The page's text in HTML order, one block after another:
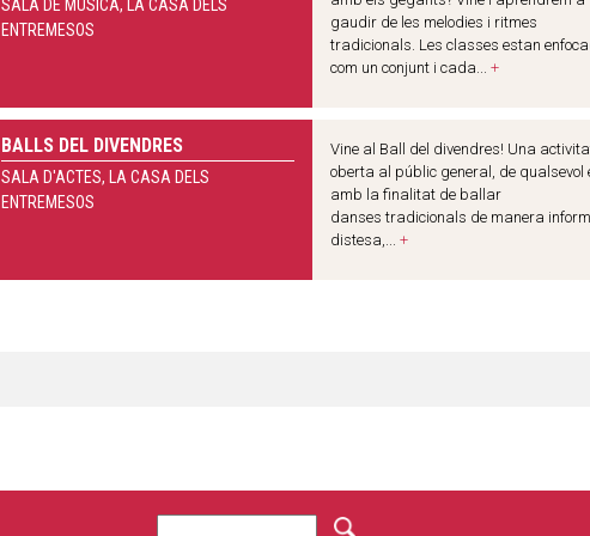
SALA DE MÚSICA, LA CASA DELS
ENTREMESOS
gaudir de les melodies i ritmes
tradicionals. Les classes estan
com un conjunt i cada... +
BALLS DEL DIVENDRES
SALA D'ACTES, LA CASA DELS
ENTREMESOS
Vine al Ball del divendres! Una
oberta al públic general, de qualsevol
amb la finalitat de ballar
danses tradicionals de manera
distesa,... +